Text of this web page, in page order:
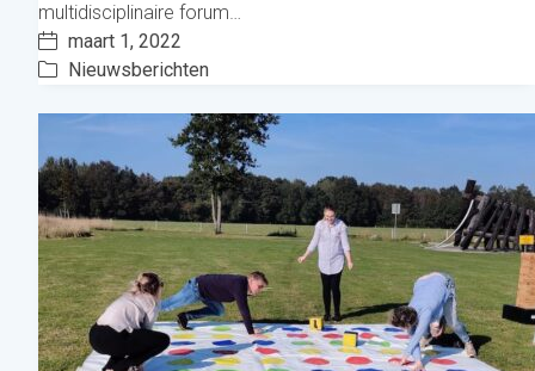
multidisciplinaire forum…
maart 1, 2022
Nieuwsberichten